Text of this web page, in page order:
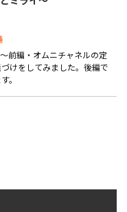
前編・オムニチャネルの定
けをしてみました。後編で
。